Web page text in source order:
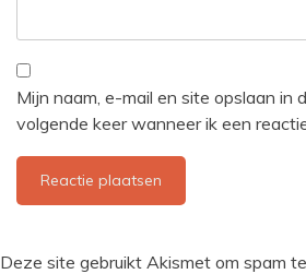
Mijn naam, e-mail en site opslaan in
volgende keer wanneer ik een
Deze site gebruikt Akismet om spam